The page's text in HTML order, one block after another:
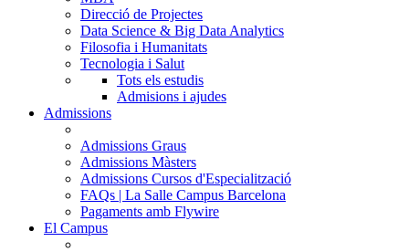
Direcció de Projectes
Data Science & Big Data Analytics
Filosofia i Humanitats
Tecnologia i Salut
Tots els estudis
Admisions i ajudes
Admissions
Admissions Graus
Admissions Màsters
Admissions Cursos d'Especialització
FAQs | La Salle Campus Barcelona
Pagaments amb Flywire
El Campus